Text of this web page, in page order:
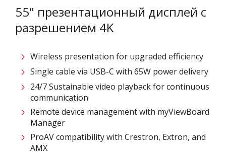
55" презентационный дисплей с
разрешением 4K
Wireless presentation for upgraded efficiency ​
Single cable via USB-C with 65W power delivery​
24/7 Sustainable video playback for continuous
communication ​
Remote device management with myViewBoard
Manager ​
ProAV compatibility with Crestron, Extron, and
AMX​